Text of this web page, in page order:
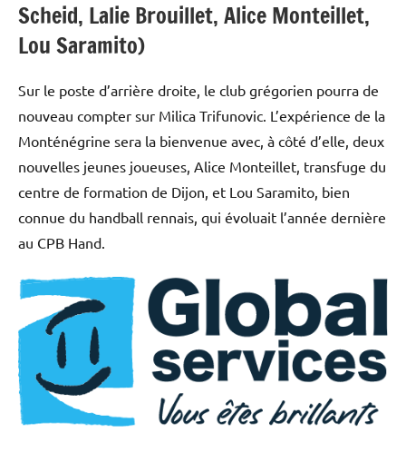
Scheid, Lalie Brouillet, Alice Monteillet,
Lou Saramito)
Sur le poste d’arrière droite, le club grégorien pourra de
nouveau compter sur Milica Trifunovic. L’expérience de la
Monténégrine sera la bienvenue avec, à côté d’elle, deux
nouvelles jeunes joueuses, Alice Monteillet, transfuge du
centre de formation de Dijon, et Lou Saramito, bien
connue du handball rennais, qui évoluait l’année dernière
au CPB Hand.